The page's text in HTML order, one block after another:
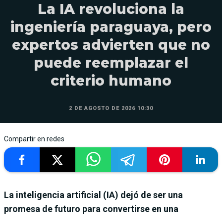
La IA revoluciona la
ingeniería paraguaya, pero
expertos advierten que no
puede reemplazar el
criterio humano
2 DE AGOSTO DE 2026 10:30
Compartir en redes
La inteligencia artificial (IA) dejó de ser una
promesa de futuro para convertirse en una